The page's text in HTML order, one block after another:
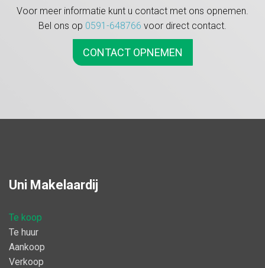
- bouwjaar 1986; volledig geïsoleerd;
- kavelgrootte 324 m2 eigen grond;
- verwarming via hetelucht en CV-ketel Intergas HR uit 2012;
- gedeeltelijk v.v. rolluiken;
Voor meer informatie kunt u contact met ons opnemen.
Bel ons op 0591-648766 voor direct contact.
CONTACT OPNEMEN
Uni Makelaardij
Te koop
Te huur
Aankoop
Verkoop